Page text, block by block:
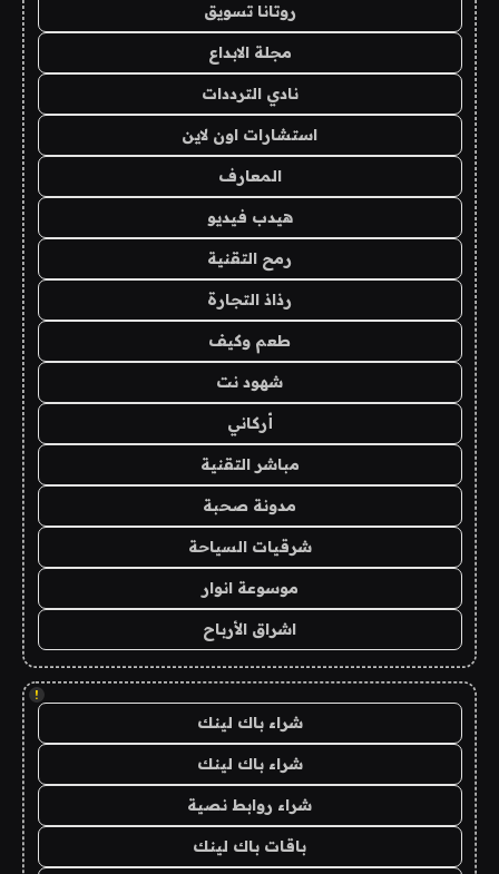
روتانا تسويق
مجلة الابداع
نادي الترددات
استشارات اون لاين
المعارف
هيدب فيديو
رمح التقنية
رذاذ التجارة
طعم وكيف
شهود نت
أركاني
مباشر التقنية
مدونة صحبة
شرقيات السياحة
موسوعة انوار
اشراق الأرباح
!
شراء باك لينك
شراء باك لينك
شراء روابط نصية
باقات باك لينك